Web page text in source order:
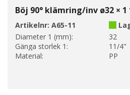
Böj 90° klämring/inv ø32 × 1
Artikelnr: A65-11
Diameter 1 (mm):
32
Gänga storlek 1:
11/4"
Material:
PP